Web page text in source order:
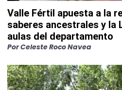
Valle Fértil apuesta a la
saberes ancestrales y la
aulas del departamento
PorCeleste Roco Navea